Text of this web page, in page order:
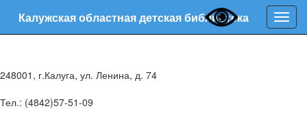
Калужская областная детская библиотека
248001, г.Калуга, ул. Ленина, д. 74
Тел.: (4842)57-51-09